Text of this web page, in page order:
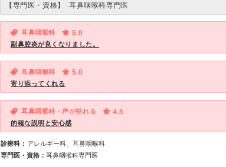
【専門医・資格】 耳鼻咽喉科専門医
耳鼻咽喉科 5.0
副鼻腔炎が良くなりました。
耳鼻咽喉科 5.0
寄り添ってくれる
耳鼻咽喉科・声が枯れる 4.5
的確な説明と安心感
診療科： アレルギー科、耳鼻咽喉科
専門医・資格： 耳鼻咽喉科専門医